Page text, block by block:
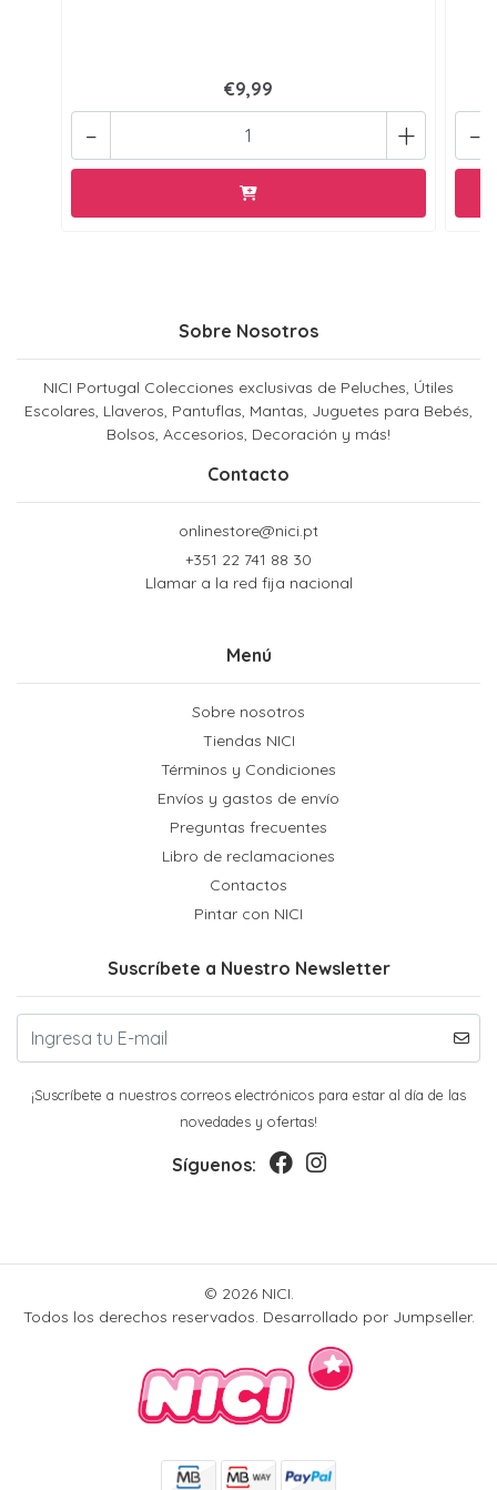
€9,99
+
- -
Sobre Nosotros
NICI Portugal Colecciones exclusivas de Peluches, Útiles
Escolares, Llaveros, Pantuflas, Mantas, Juguetes para Bebés,
Bolsos, Accesorios, Decoración y más!
Contacto
onlinestore@nici.pt
+351 22 741 88 30
Llamar a la red fija nacional
Menú
Sobre nosotros
Tiendas NICI
Términos y Condiciones
Envíos y gastos de envío
Preguntas frecuentes
Libro de reclamaciones
Contactos
Pintar con NICI
Suscríbete a Nuestro Newsletter
¡Suscríbete a nuestros correos electrónicos para estar al día de las
novedades y ofertas!
Síguenos:
© 2026 NICI.
Todos los derechos reservados. Desarrollado por Jumpseller.